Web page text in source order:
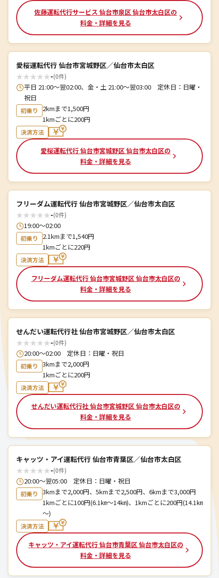
佐藤運転代行サービス 仙台市泉区 仙台市太白区の
料金・詳細を見る
愛桜運転代行 仙台市宮城野区／仙台市太白区
★★★★★-(0件)
平日 21:00～翌02:00、金・土 21:00～翌03:00 定休日：日曜・
祝日
初乗り
2kmまで1,500円
1kmごとに200円
決済方法
愛桜運転代行 仙台市宮城野区 仙台市太白区の
料金・詳細を見る
フリーダム運転代行 仙台市宮城野区／仙台市太白区
★★★★★-(0件)
19:00〜02:00
初乗り
2.1kmまで1,540円
1kmごとに220円
決済方法
フリーダム運転代行 仙台市宮城野区 仙台市太白区の
料金・詳細を見る
せんだい運転代行社 仙台市宮城野区／仙台市太白区
★★★★★-(0件)
20:00～02:00 定休日：日曜・祝日
初乗り
3kmまで2,000円
1kmごとに200円
決済方法
せんだい運転代行社 仙台市宮城野区 仙台市太白区の
料金・詳細を見る
キャッツ・アイ運転代行 仙台市青葉区／仙台市太白区
★★★★★-(0件)
20:00～翌05:00 定休日：日曜・祝日
初乗り
3kmまで2,000円、5kmまで2,500円、6kmまで3,000円
1kmごとに100円(6.1㎞～14㎞)、1kmごとに200円(14.1㎞
～)
決済方法
キャッツ・アイ運転代行 仙台市青葉区 仙台市太白区の
料金・詳細を見る